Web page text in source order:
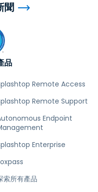
品
Remote Access
Remote Support
Endpoint
Enterprise
索所有產品
聞